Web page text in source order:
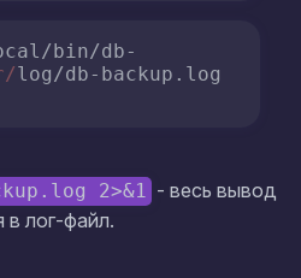
bin/db-
log/db-backup. log
2>&1 - весь вывод
в лог-файл.